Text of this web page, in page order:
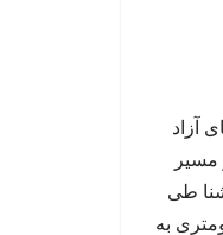
آزاد
مسیر
شنا طی
این مسیر ۱۶۰ کیلومتری به